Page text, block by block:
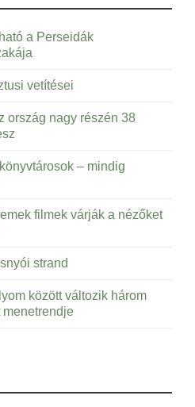
a Perseidák
vetítései
ország nagy részén 38
– mindig
filmek várják a nézőket
strand
között változik három
menetrendje